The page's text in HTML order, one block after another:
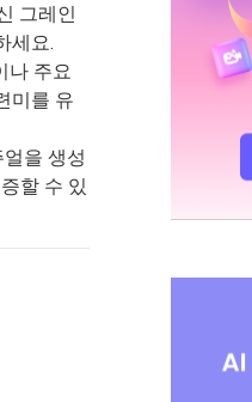
그레인
세요.
나 주요
미를 유
을 생성
할 수 있